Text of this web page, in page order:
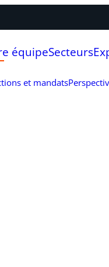
équipeSecteurs
et mandats